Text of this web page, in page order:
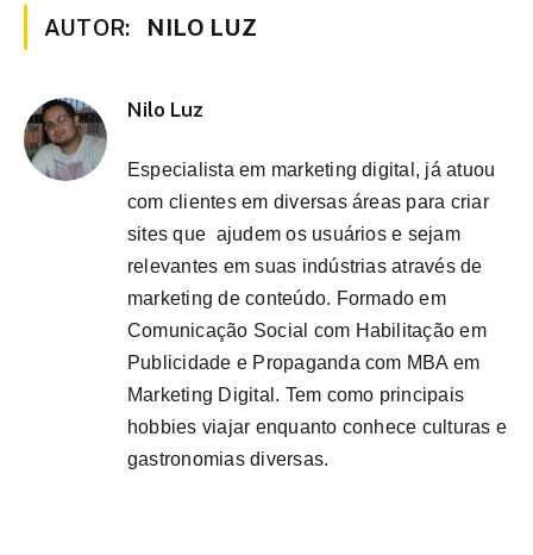
AUTOR: NILO LUZ
Nilo Luz
Especialista em marketing digital, já atuou
com clientes em diversas áreas para criar
sites que ajudem os usuários e sejam
relevantes em suas indústrias através de
marketing de conteúdo. Formado em
Comunicação Social com Habilitação em
Publicidade e Propaganda com MBA em
Marketing Digital. Tem como principais
hobbies viajar enquanto conhece culturas e
gastronomias diversas.